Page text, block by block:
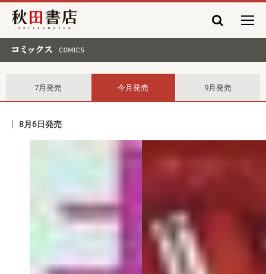
秋田書店
7月発売 今月発売 9月発売
8月6日発売